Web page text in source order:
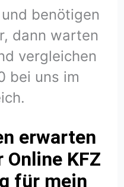
benötigen
dann warten
vergleichen
bei uns im
erwarten
KFZ
für mein